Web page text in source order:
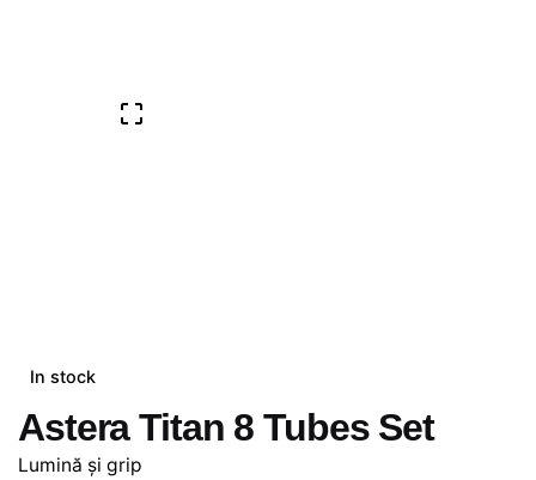
In stock
Astera Titan 8 Tubes Set
Lumină și grip